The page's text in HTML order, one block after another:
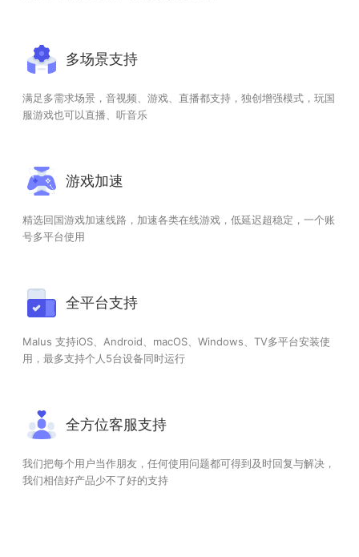
多场景支持
满足多需求场景，音视频、游戏、直播都支持，独创增强模式，玩国
服游戏也可以直播、听音乐
游戏加速
精选回国游戏加速线路，加速各类在线游戏，低延迟超稳定，一个账
号多平台使用
全平台支持
Malus 支持iOS、Android、macOS、Windows、TV多平台安装使
用，最多支持个人5台设备同时运行
全方位客服支持
我们把每个用户当作朋友，任何使用问题都可得到及时回复与解决，
我们相信好产品少不了好的支持